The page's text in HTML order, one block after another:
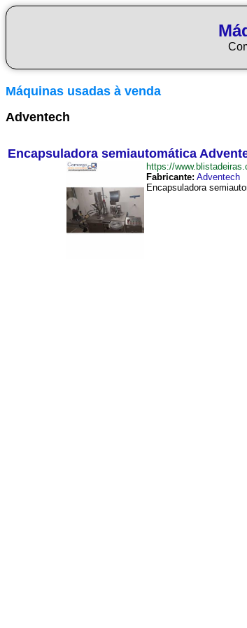
Máquinas usadas à venda
Adventech
Encapsuladora semiautomática
https://
Fabricante: Adventech
Encapsuladora